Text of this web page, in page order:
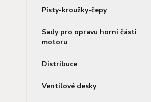
Písty-kroužky-čepy
Sady pro opravu horní části
motoru
Distribuce
Ventilové desky